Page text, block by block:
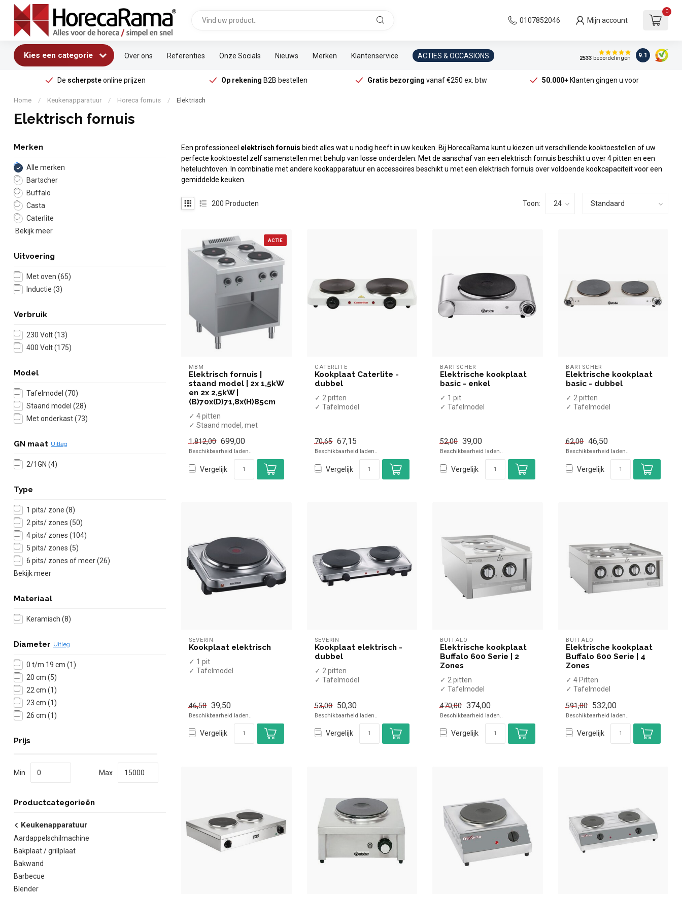
0107852046 Mijn account
0
Kies een categorie Over ons Referenties Onze Socials Nieuws Merken Klantenservice ACTIES & OCCASIONS 2533beoordelingen 9.1
De scherpsteonline prijzen Op rekening B2B bestellen Gratis bezorging vanaf €250 ex. btw 50.000+Klanten gingen u voor
Home / Keukenapparatuur / Horeca fornuis / Elektrisch
Elektrisch fornuis
Merken
Alle merken
Bartscher
Buffalo
Casta
Caterlite
Bekijk meer
Uitvoering
Met oven (65)
Inductie (3)
Verbruik
230 Volt(13)
400 Volt(175)
Model
Tafelmodel (70)
Staand model (28)
Met onderkast(73)
GN maat Uitleg
2/1GN (4)
Type
1 pits/ zone (8)
2 pits/ zones (50)
4 pits/ zones (104)
5 pits/ zones (5)
6 pits/ zones of meer(26)
Bekijk meer
Materiaal
Keramisch (8)
Diameter Uitleg
0 t/m 19 cm (1)
20 cm (5)
22 cm (1)
23 cm (1)
26 cm (1)
Prijs
Min Max
Productcategorieën
Keukenapparatuur
Aardappelschilmachine
Bakplaat / grillplaat
Bakwand
Barbecue
Blender
Een professioneel elektrisch fornuis biedt alles wat u nodig heeft in uw keuken. Bij HorecaRama kunt u kiezen uit verschillende kooktoestellen of uw
perfecte kooktoestel zelf samenstellen met behulp van losse onderdelen. Met de aanschaf van een elektrisch fornuis beschikt u over 4 pitten en een
heteluchtoven. In combinatie met andere kookapparatuur en accessoires beschikt u met een elektrisch fornuis over voldoende kookcapaciteit voor een
gemiddelde keuken.
200 Producten Toon:
ACTIE
MBM
Elektrisch fornuis |
staand model | 2x 1,5kW
en 2x 2,5kW |
(B)70x(D)71,8x(H)85cm
✓ 4 pitten
✓ Staand model, met
✓ 8 kW
✓ 400 Volt
1.812,00 699,00
Beschikbaarheid laden..
Vergelijk
CATERLITE
Kookplaat Caterlite -
dubbel
✓ 2 pitten
✓ Tafelmodel
70,65 67,15
Beschikbaarheid laden..
Vergelijk
BARTSCHER
Elektrische kookplaat
basic - enkel
✓ 1 pit
✓ Tafelmodel
52,00 39,00
Beschikbaarheid laden..
Vergelijk
BARTSCHER
Elektrische kookplaat
basic - dubbel
✓ 2 pitten
✓ Tafelmodel
62,00 46,50
Beschikbaarheid laden..
Vergelijk
SEVERIN
Kookplaat elektrisch
✓ 1 pit
✓ Tafelmodel
46,50 39,50
Beschikbaarheid laden..
Vergelijk
SEVERIN
Kookplaat elektrisch -
dubbel
✓ 2 pitten
✓ Tafelmodel
53,00 50,30
Beschikbaarheid laden..
Vergelijk
BUFFALO
Elektrische kookplaat
Buffalo 600 Serie | 2
Zones
✓ 2 pitten
✓ Tafelmodel
✓ 230 Volt
470,00 374,00
Beschikbaarheid laden..
Vergelijk
BUFFALO
Elektrische kookplaat
Buffalo 600 Serie | 4
Zones
✓ 4 Pitten
✓ Tafelmodel
✓ 400 Volt
591,00 532,00
Beschikbaarheid laden..
Vergelijk